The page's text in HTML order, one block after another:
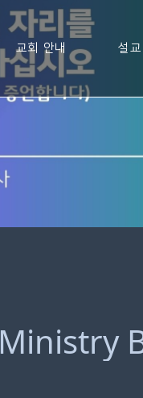
교회 안내 설교
Ministry